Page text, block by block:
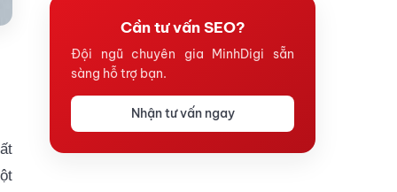
Cần tư vấn SEO?
Đội ngũ chuyên gia MinhDigi sẵn
sàng hỗ trợ bạn.
Nhận tư vấn ngay